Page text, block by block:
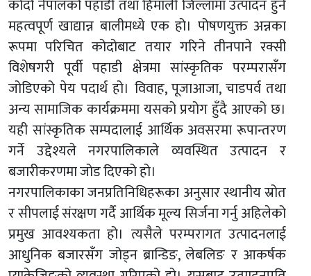
कोदो नेपालको पहाडी तथा हिमाली जिल्लामा उत्पादन हुने
महत्वपूर्ण खाद्यान्न बालीमध्ये एक हो। पोषणयुक्त अन्नका
रूपमा परिचित कोदोबाट तयार गरिने तीनपाने रक्सी
विशेषगरी पूर्वी पहाडी क्षेत्रमा सांस्कृतिक परम्परासँग
जोडिएको पेय पदार्थ हो। विवाह, पूजाआजा, चाडपर्व तथा
अन्य सामाजिक कार्यक्रममा यसको प्रयोग हुँदै आएको छ।
यही सांस्कृतिक सम्पदालाई आर्थिक अवसरमा रूपान्तरण
गर्ने उद्देश्यले नगरपालिकाले व्यवस्थित उत्पादन र
बजारीकरणमा जोड दिएको हो।
नगरपालिकाका जनप्रतिनिधिहरूका अनुसार स्थानीय स्रोत
र सीपलाई संरक्षण गर्दै आर्थिक मूल्य सिर्जना गर्नु अहिलेको
प्रमुख आवश्यकता हो। त्यसैले परम्परागत उत्पादनलाई
आधुनिक बजारसँग जोड्न ब्रान्डिङ, लेबलिङ र आकर्षक